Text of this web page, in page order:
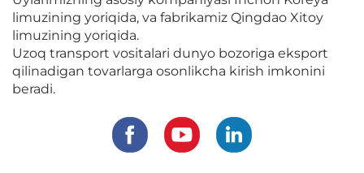
limuzining yoriqida, va fabrikamiz Qingdao Xitoy
limuzining yoriqida.
Uzoq transport vositalari dunyo bozoriga eksport
qilinadigan tovarlarga osonlikcha kirish imkonini
beradi.